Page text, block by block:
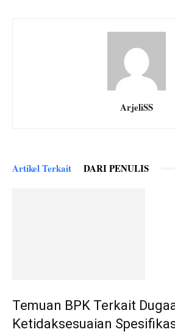
ArjeliSS
Artikel Terkait DARI PENULIS
Temuan BPK Terkait
Ketidaksesuaian